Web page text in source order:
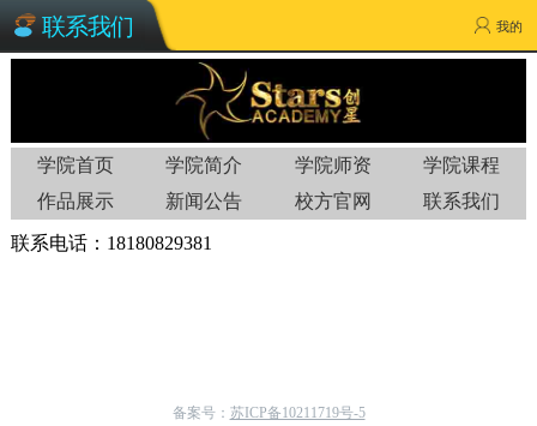
联系我们 我的
学院首页 学院简介 学院师资
学院课程
作品展示
新闻公告 校方官网 联系我们
联系电话：18180829381
备案号： 苏ICP备10211719号-5